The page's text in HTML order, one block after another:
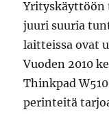
juuri suuria
laitteissa ovat
Vuoden 2010
Thinkpad
perinteitä